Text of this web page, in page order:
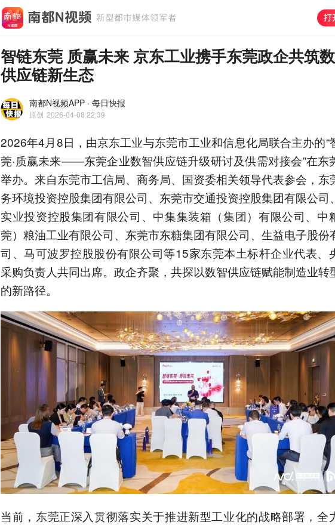
智链东莞 质赢未来 京东工业携手东莞政企共筑
供应链新生态
南都N视频APP · 每日快报
原创 2026-04-08 22:39
2026年4月8日，由京东工业与东莞市工业和信息化局联合主办的“
莞·质赢未来——东莞企业数智供应链升级研讨及供需对接会”在东
举办。来自东莞市工信局、商务局、国资委相关领导代表参会，东
务环境投资控股集团有限公司、东莞市交通投资控股集团有限公司
实业投资控股集团有限公司、中集集装箱（集团）有限公司、中
莞）粮油工业有限公司、东莞市东糖集团有限公司、生益电子股份
司、马可波罗控股股份有限公司等15家东莞本土标杆企业代表、
采购负责人共同出席。政企齐聚，共探以数智供应链赋能制造业转
的新路径。
当前，东莞正深入贯彻落实关于推进新型工业化的战略部署，全